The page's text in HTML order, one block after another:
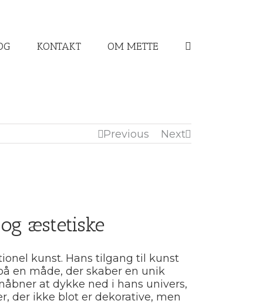
KONTAKT OM METTE
Previous Next
æstetiske
kunst. Hans tilgang til kunst
en måde, der skaber en unik
at dykke ned i hans univers,
der ikke blot er dekorative, men